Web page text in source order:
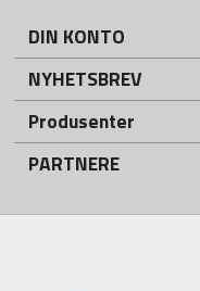
DIN KONTO
NYHETSBREV
Produsenter
PARTNERE